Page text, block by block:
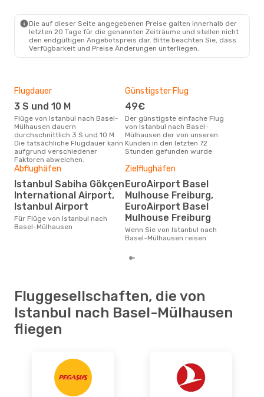
Die auf dieser Seite angegebenen Preise galten innerhalb der
letzten 20 Tage für die genannten Zeiträume und stellen nicht
den endgültigen Angebotspreis dar. Bitte beachten Sie, dass
Verfügbarkeit und Preise Änderungen unterliegen.
Flugdauer
3 S und 10 M
Flüge von Istanbul nach Basel-
Mülhausen dauern
durchschnittlich 3 S und 10 M.
Die tatsächliche Flugdauer kann
aufgrund verschiedener
Faktoren abweichen.
Günstigster Flug
49€
Der günstigste einfache Flug
von Istanbul nach Basel-
Mülhausen der von unseren
Kunden in den letzten 72
Stunden gefunden wurde
Abflughäfen
Istanbul Sabiha Gökçen
International Airport,
Istanbul Airport
Für Flüge von Istanbul nach
Basel-Mülhausen
Zielflughäfen
EuroAirport Basel
Mulhouse Freiburg,
EuroAirport Basel
Mulhouse Freiburg
Wenn Sie von Istanbul nach
Basel-Mülhausen reisen
Fluggesellschaften, die von
Istanbul nach Basel-Mülhausen
fliegen